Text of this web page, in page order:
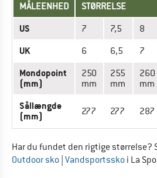
MÅLEENHED STØRRELSE
US 7 7,5 8
UK 6 6,5 7
Mondopoint
(mm)
250
mm
255
mm
260
mm
Sållængde
(mm)
277 277 287
Har du fundet den rigtige størrelse?
Outdoor sko Vandsportssko i La